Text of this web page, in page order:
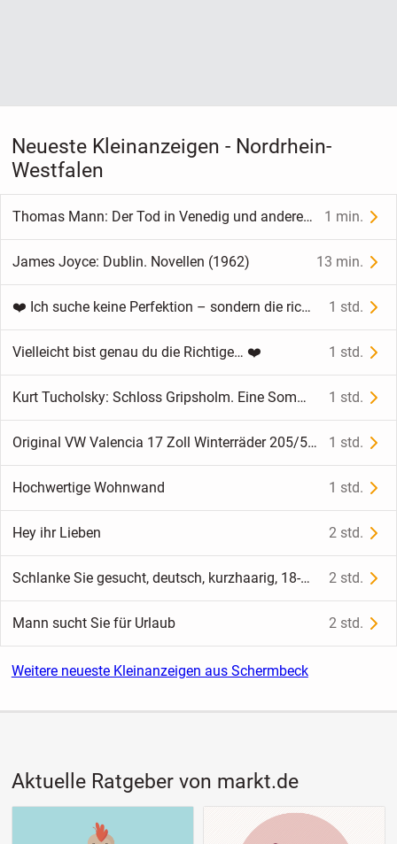
Neueste Kleinanzeigen - Nordrhein-
Westfalen
Thomas Mann: Der Tod in Venedig und andere Erzählungen (1962) 1 min.
James Joyce: Dublin. Novellen (1962) 13 min.
❤️ Ich suche keine Perfektion – sondern die richtige Frau 1 std.
Vielleicht bist genau du die Richtige… ❤️ 1 std.
Kurt Tucholsky: Schloss Gripsholm. Eine Sommergeschichte (1981) 1 std.
Original VW Valencia 17 Zoll Winterräder 205/55 Vredestein 1 std.
Hochwertige Wohnwand 1 std.
Hey ihr Lieben 2 std.
Schlanke Sie gesucht, deutsch, kurzhaarig, 18-30j. 2 std.
Mann sucht Sie für Urlaub 2 std.
Weitere neueste Kleinanzeigen aus Schermbeck
Aktuelle Ratgeber von markt.de